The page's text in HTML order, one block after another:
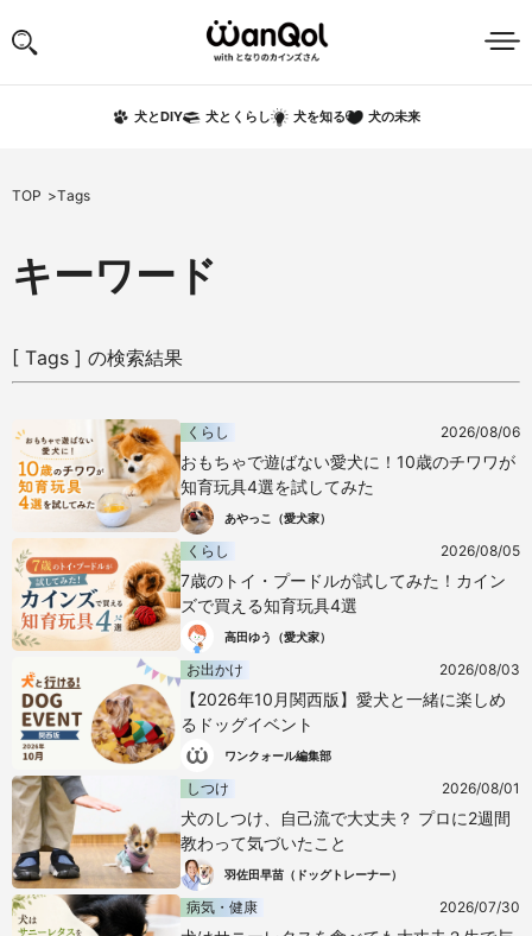
犬とDIY 犬とくらし 犬を知る 犬の未来
TOP Tags
キーワード
[ Tags ] の検索結果
くらし 2026/08/06
おもちゃで遊ばない愛犬に！10歳のチワワが
知育玩具4選を試してみた
あやっこ（愛犬家）
くらし 2026/08/05
7歳のトイ・プードルが試してみた！カイン
ズで買える知育玩具4選
高田ゆう（愛犬家）
お出かけ 2026/08/03
【2026年10月関西版】愛犬と一緒に楽しめ
るドッグイベント
ワンクォール編集部
しつけ 2026/08/01
犬のしつけ、自己流で大丈夫？ プロに2週間
教わって気づいたこと
羽佐田早苗（ドッグトレーナー）
病気・健康 2026/07/30